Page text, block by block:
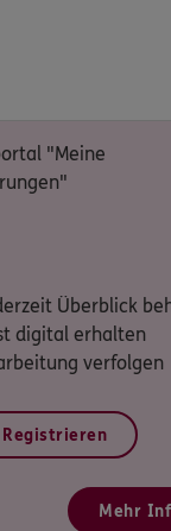
"Meine
Überblick
digital erhalten
verfolgen
Registrieren
Mehr